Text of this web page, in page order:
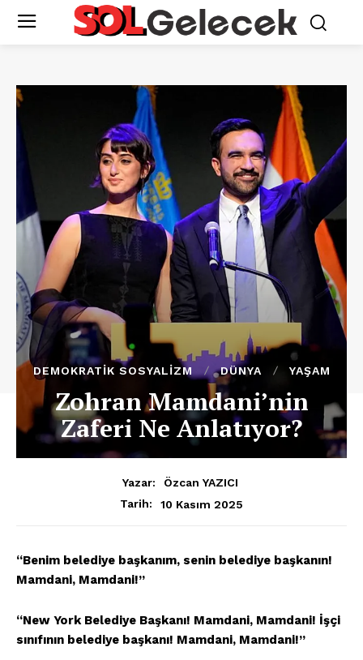
DEMOKRATIK SOSYALIZM DÜNYA YAŞAM
Zohran Mamdani’nin
Zaferi Ne Anlatıyor?
Yazar:
Özcan YAZICI
Tarih:
10 Kasım 2025
“Benim belediye başkanım, senin belediye başkanın!
Mamdani, Mamdani!”
“New York Belediye Başkanı! Mamdani, Mamdani! İşçi
sınıfının belediye başkanı! Mamdani, Mamdani!”